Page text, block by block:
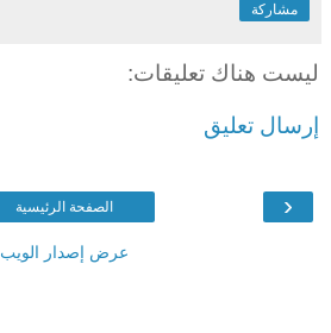
مشاركة
ليست هناك تعليقات:
إرسال تعليق
‹ الصفحة الرئيسية
عرض إصدار الويب